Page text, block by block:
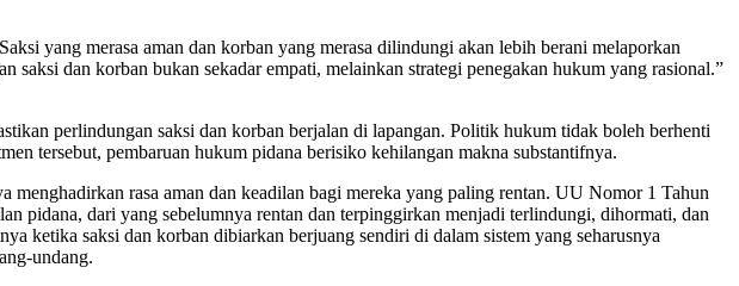
yang merasa aman dan korban yang merasa dilindungi akan lebih berani melaporkan
saksi dan korban bukan sekadar empati, melainkan strategi penegakan hukum yang rasional.”
perlindungan saksi dan korban berjalan di lapangan. Politik hukum tidak boleh berhenti
tersebut, pembaruan hukum pidana berisiko kehilangan makna substantifnya.
rasa aman dan keadilan bagi mereka yang paling rentan. UU Nomor 1 Tahun
pidana, dari yang sebelumnya rentan dan terpinggirkan menjadi terlindungi, dihormati, dan
ketika saksi dan korban dibiarkan berjuang sendiri di dalam sistem yang seharusnya
undang.